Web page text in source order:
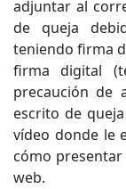
adjuntar al
de queja
teniendo firma
firma digital
precaución de
escrito de
vídeo donde le
cómo
web.